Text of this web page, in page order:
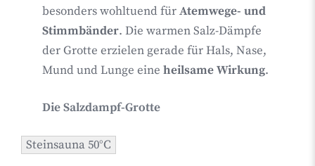
besonders wohltuend fürAtemwege- und
Stimmbänder. Die warmen Salz-Dämpfe
der Grotte erzielen gerade für Hals, Nase,
Mund und Lunge eine heilsame Wirkung.
Die Salzdampf-Grotte
Steinsauna 50°C